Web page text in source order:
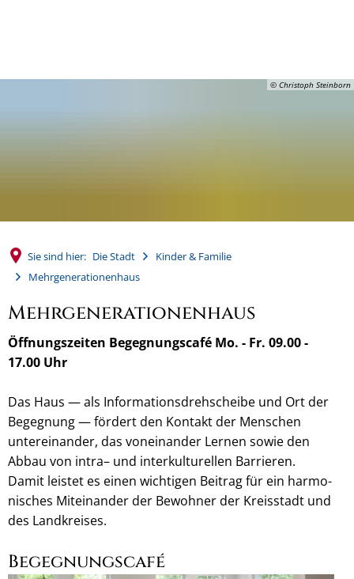
© Christoph Steinborn
Sie sind hier: Die Stadt
Kinder & Familie
Mehrgenerationenhaus
Mehrgenerationenhaus
Öffnungszeiten Begegnungscafé Mo. - Fr. 09.00 -
17.00 Uhr
Das Haus — als Infor­ma­ti­ons­dreh­scheibe und Ort der
Begeg­nung — för­dert den Kon­takt der Men­schen
unter­ein­an­der, das von­ein­an­der Ler­nen sowie den
Abbau von intra– und inter­kul­tu­rel­len Bar­rie­ren.
Damit leis­tet es einen wich­ti­gen Bei­trag für ein har­mo­
ni­sches Mit­ein­an­der der Bewoh­ner der Kreis­stadt und
des Landkreises.
Begegnungscafé